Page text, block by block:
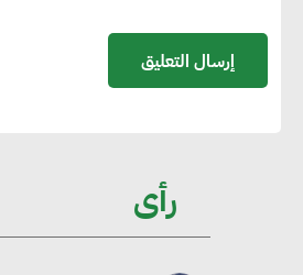
رأى
أكسيد الكربون
2035